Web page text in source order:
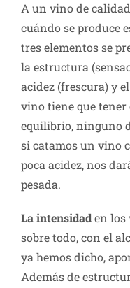
A un vino de
cuándo se produce
tres elementos se
la estructura
acidez (frescura) y
vino tiene que tener
equilibrio, ninguno
si catamos un vino
poca acidez, nos
pesada.
La intensidaden los
sobre todo, con el
ya hemos dicho,
Además de